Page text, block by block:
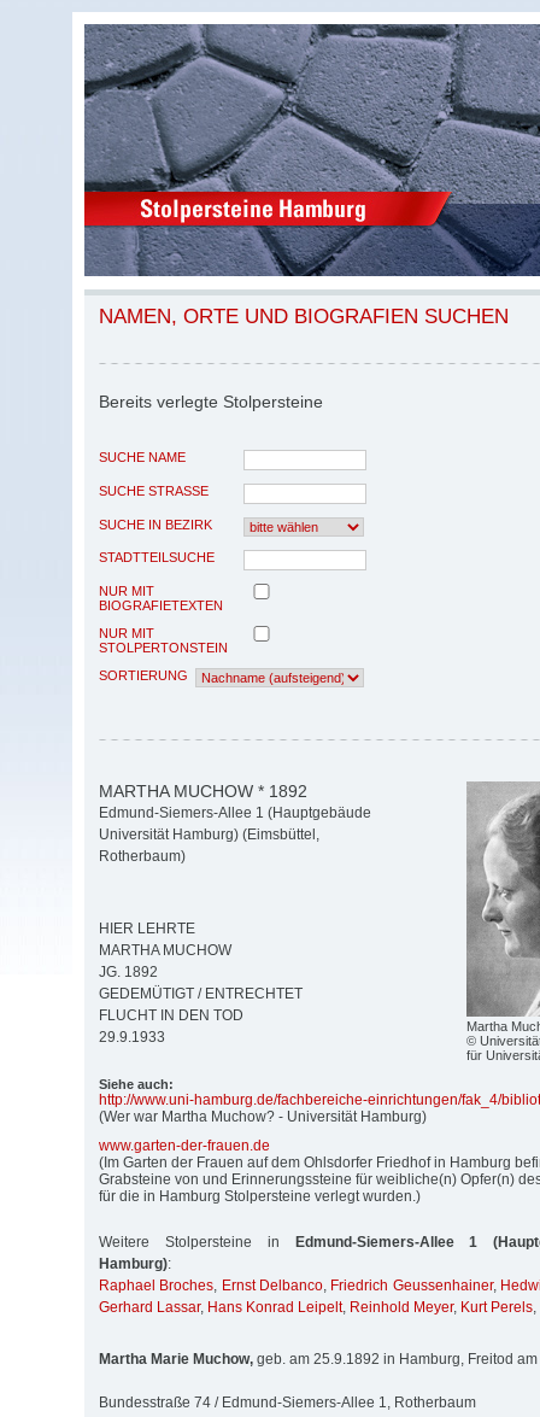
NAMEN, ORTE UND BIOGRAFIEN SUCHEN
Bereits verlegte Stolpersteine
SUCHE NAME
SUCHE STRASSE
SUCHE IN BEZIRK
STADTTEILSUCHE
NUR MIT
BIOGRAFIETEXTEN
NUR MIT
STOLPERTONSTEIN
SORTIERUNG
Martha
©
für
MARTHA MUCHOW * 1892
Edmund-Siemers-Allee 1 (Hauptgebäude
Universität Hamburg) (Eimsbüttel,
Rotherbaum)
HIER LEHRTE
MARTHA MUCHOW
JG. 1892
GEDEMÜTIGT / ENTRECHTET
FLUCHT IN DEN TOD
29.9.1933
Siehe auch:
http://www.uni-hamburg.de/fachbereiche-einrichtungen/fak_4/
(Wer war Martha Muchow? - Universität Hamburg)
www.garten-der-frauen.de
(Im Garten der Frauen auf dem Ohlsdorfer Friedhof in Hamburg
Grabsteine von und Erinnerungssteine für weibliche(n) Opfer(n)
für die in Hamburg Stolpersteine verlegt wurden.)
Weitere Stolpersteine in
Edmund-Siemers-Allee 1
Hamburg):
Raphael Broches, Ernst Delbanco, Friedrich Geussenhainer,
Gerhard Lassar, Hans Konrad Leipelt, Reinhold Meyer, Kurt Perels,
Martha Marie Muchow, geb. am 25.9.1892 in Hamburg, Freitod
Bundesstraße 74 / Edmund-Siemers-Allee 1, Rotherbaum